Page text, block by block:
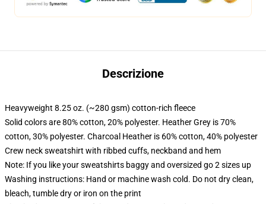
Descrizione
Heavyweight 8.25 oz. (~280 gsm) cotton-rich fleece
Solid colors are 80% cotton, 20% polyester. Heather Grey is 70%
cotton, 30% polyester. Charcoal Heather is 60% cotton, 40% polyester
Crew neck sweatshirt with ribbed cuffs, neckband and hem
Note: If you like your sweatshirts baggy and oversized go 2 sizes up
Washing instructions: Hand or machine wash cold. Do not dry clean,
bleach, tumble dry or iron on the print